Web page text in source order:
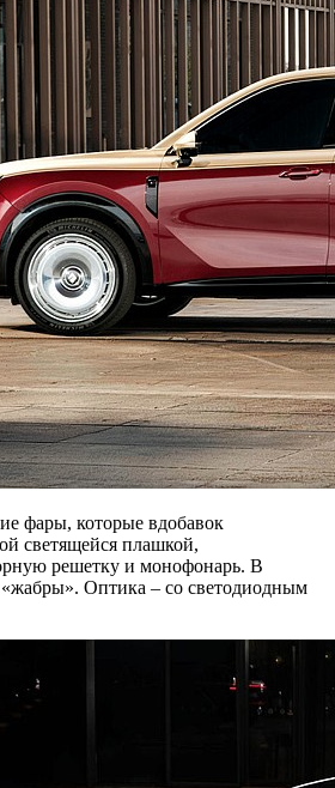
фары, которые вдобавок
светящейся плашкой,
решетку и монофонарь. В
«жабры». Оптика – со светодиодным